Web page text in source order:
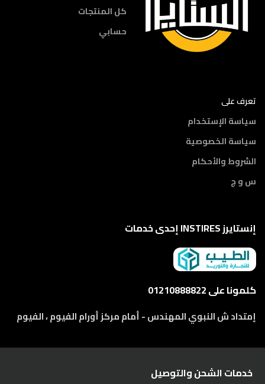
كل المنتجات
حسابي
تعرف على
سياسة الإستخدام
سياسة الخصوصية
الشروط والأحكام
س و ج
إنستايرز INSTIRES إحدى خدمات
كلمونا على 01210888822
إمتداد ش النبوي المهندس - أمام مركز أورام الفيوم ، الفيوم
خدمات الشحن والتوصيل